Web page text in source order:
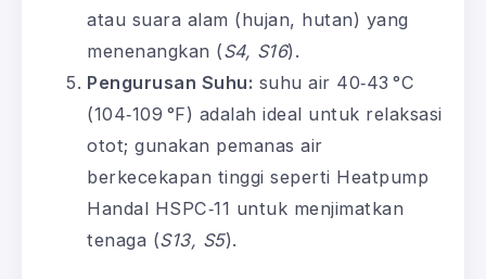
atau suara alam (hujan, hutan) yang
menenangkan (S4, S16).
Pengurusan Suhu: suhu air 40‑43 °C
(104‑109 °F) adalah ideal untuk relaksasi
otot; gunakan pemanas air
berkecekapan tinggi seperti Heatpump
Handal HSPC‑11 untuk menjimatkan
tenaga (S13, S5).